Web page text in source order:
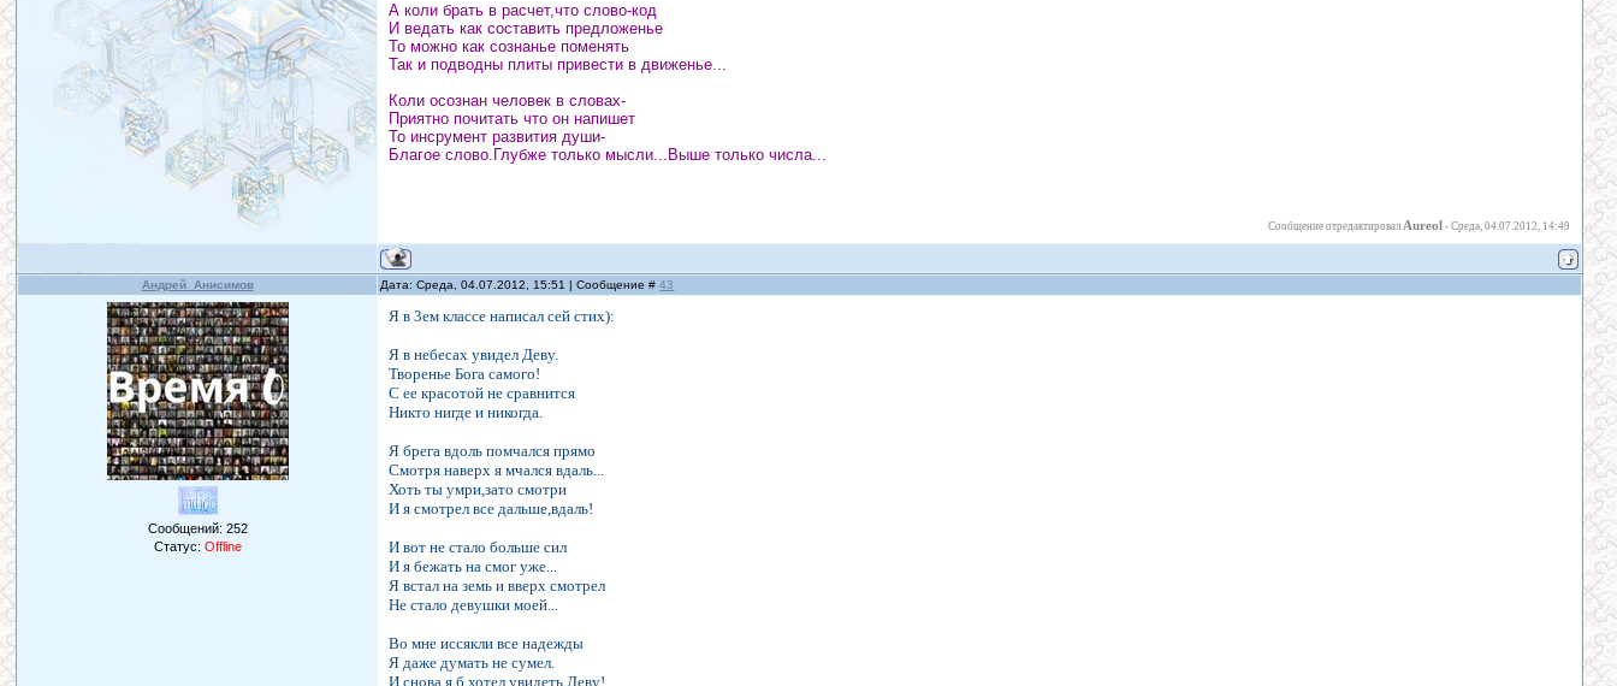
А коли брать в расчет,что слово-код
И ведать как составить предложенье
То можно как сознанье поменять
Так и подводны плиты привести в движенье...
Коли осознан человек в словах-
Приятно почитать что он напишет
То инсрумент развития души-
Благое слово.Глубже только мысли...Выше только числа...
Сообщение отредактировалAureol -Среда, 04.07.2012, 14:49
Андрей_Анисимов Дата: Среда, 04.07.2012, 15:51 | Сообщение #43
Сообщений: 252
Статус: Offline
Я в 3ем классе написал сей стих):
Я в небесах увидел Деву.
Творенье Бога самого!
С ее красотой не сравнится
Никто нигде и никогда.
Я брега вдоль помчался прямо
Смотря наверх я мчался вдаль...
Хоть ты умри,зато смотри
И я смотрел все дальше,вдаль!
И вот не стало больше сил
И я бежать на смог уже...
Я встал на земь и вверх смотрел
Не стало девушки моей...
Во мне иссякли все надежды
Я даже думать не сумел.
И снова я б хотел увидеть Деву!